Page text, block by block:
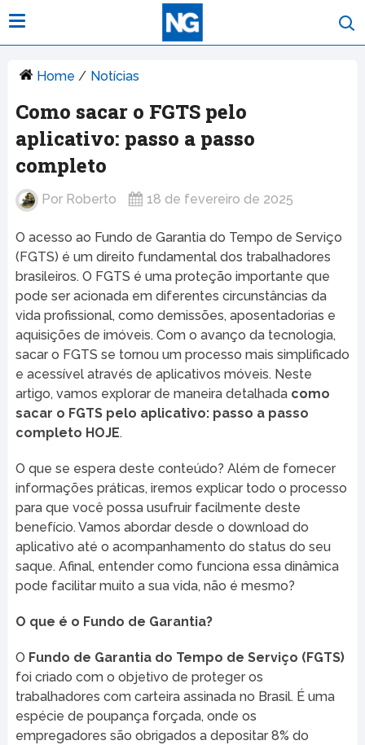
Home / Notícias
Como sacar o FGTS pelo
aplicativo: passo a passo
completo
Por Roberto 18 de fevereiro de 2025
O acesso ao Fundo de Garantia do Tempo de Serviço
(FGTS) é um direito fundamental dos trabalhadores
brasileiros. O FGTS é uma proteção importante que
pode ser acionada em diferentes circunstâncias da
vida profissional, como demissões, aposentadorias e
aquisições de imóveis. Com o avanço da tecnologia,
sacar o FGTS se tornou um processo mais simplificado
e acessível através de aplicativos móveis. Neste
artigo, vamos explorar de maneira detalhada como
sacar o FGTS pelo aplicativo: passo a passo
completo HOJE.
O que se espera deste conteúdo? Além de fornecer
informações práticas, iremos explicar todo o processo
para que você possa usufruir facilmente deste
benefício. Vamos abordar desde o download do
aplicativo até o acompanhamento do status do seu
saque. Afinal, entender como funciona essa dinâmica
pode facilitar muito a sua vida, não é mesmo?
O que é o Fundo de Garantia?
O Fundo de Garantia do Tempo de Serviço (FGTS)
foi criado com o objetivo de proteger os
trabalhadores com carteira assinada no Brasil. É uma
espécie de poupança forçada, onde os
empregadores são obrigados a depositar 8% do